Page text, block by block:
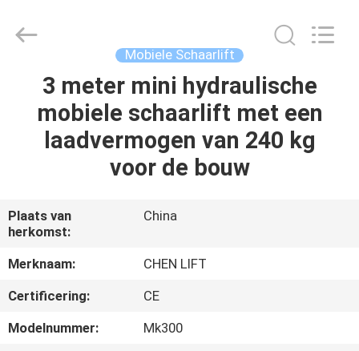
HUIS
PRODUCTEN
ONS
FABRIEKSTOCHT
KWALITEITSCONTROLE
LTD.
Mobiele Schaarlift
3 meter mini hydraulische
mobiele schaarlift met een
laadvermogen van 240 kg
voor de bouw
Plaats van
herkomst:
China
Merknaam:
CHEN LIFT
Certificering:
CE
Modelnummer:
Mk300